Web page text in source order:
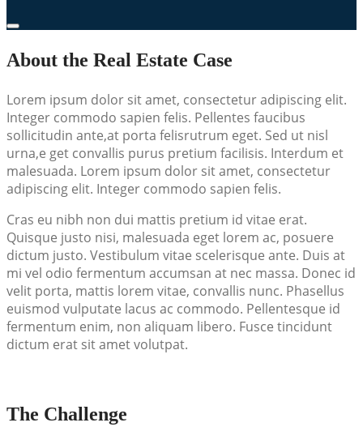
About the Real Estate Case
Lorem ipsum dolor sit amet, consectetur adipiscing elit.
Integer commodo sapien felis. Pellentes faucibus
sollicitudin ante,at porta felisrutrum eget. Sed ut nisl
urna,e get convallis purus pretium facilisis. Interdum et
malesuada. Lorem ipsum dolor sit amet, consectetur
adipiscing elit. Integer commodo sapien felis.
Cras eu nibh non dui mattis pretium id vitae erat.
Quisque justo nisi, malesuada eget lorem ac, posuere
dictum justo. Vestibulum vitae scelerisque ante. Duis at
mi vel odio fermentum accumsan at nec massa. Donec id
velit porta, mattis lorem vitae, convallis nunc. Phasellus
euismod vulputate lacus ac commodo. Pellentesque id
fermentum enim, non aliquam libero. Fusce tincidunt
dictum erat sit amet volutpat.
The Challenge